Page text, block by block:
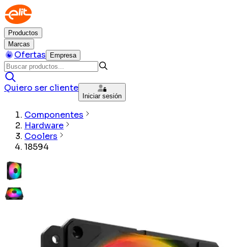
Productos
Marcas
Ofertas Empresa
Quiero ser cliente
Iniciar sesión
Componentes
Hardware
Coolers
18594